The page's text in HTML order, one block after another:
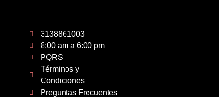
3138861003
8:00 am a 6:00 pm
PQRS
Términos y
Condiciones
Preguntas Frecuentes